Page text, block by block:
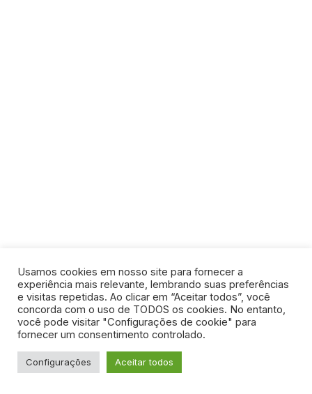
Usamos cookies em nosso site para fornecer a
experiência mais relevante, lembrando suas preferências
e visitas repetidas. Ao clicar em “Aceitar todos”, você
concorda com o uso de TODOS os cookies. No entanto,
você pode visitar "Configurações de cookie" para
fornecer um consentimento controlado.
Configurações Aceitar todos